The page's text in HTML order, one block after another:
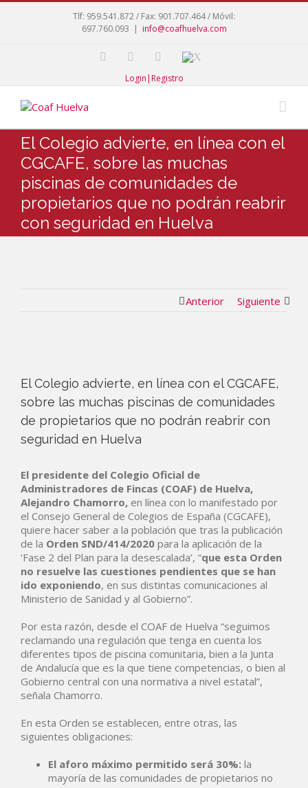
Tlf: 959.541.872 / Fax: 901.707.464 / Móvil:
697.760.093 | info@coafhuelva.com
Login|Registro
El Colegio advierte, en línea con el
CGCAFE, sobre las muchas
piscinas de comunidades de
propietarios que no podrán reabrir
con seguridad en Huelva
Anterior Siguiente
El Colegio advierte, en línea con el CGCAFE,
sobre las muchas piscinas de comunidades
de propietarios que no podrán reabrir con
seguridad en Huelva
El presidente del Colegio Oficial de
Administradores de Fincas (COAF) de Huelva,
Alejandro Chamorro, en línea con lo manifestado por
el Consejo General de Colegios de España (CGCAFE),
quiere hacer saber a la población que tras la publicación
de la Orden SND/414/2020 para la aplicación de la
‘Fase 2 del Plan para la desescalada’, “que esta Orden
no resuelve las cuestiones pendientes que se han
ido exponiendo, en sus distintas comunicaciones al
Ministerio de Sanidad y al Gobierno”.
Por esta razón, desde el COAF de Huelva “seguimos
reclamando una regulación que tenga en cuenta los
diferentes tipos de piscina comunitaria, bien a la Junta
de Andalucía que es la que tiene competencias, o bien al
Gobierno central con una normativa a nivel estatal”,
señala Chamorro.
En esta Orden se establecen, entre otras, las
siguientes obligaciones:
El aforo máximo permitido será 30%: la
mayoría de las comunidades de propietarios no